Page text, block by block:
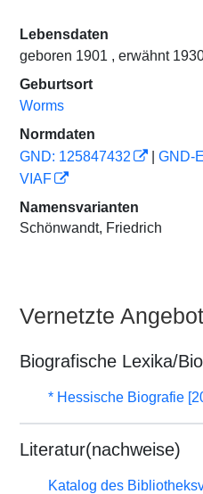
Lebensdaten
geboren 1901 , erwähnt
Geburtsort
Worms
Normdaten
GND: 125847432
GND-
VIAF
Namensvarianten
Schönwandt, Friedrich
Vernetzte
Biografische Lexika/
* Hessische Biografie
Literatur(nachweise)
Katalog des